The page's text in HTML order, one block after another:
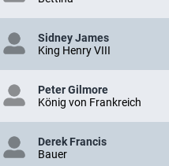
Sidney James
King Henry VIII
Peter Gilmore
König von Frankreich
Derek Francis
Bauer